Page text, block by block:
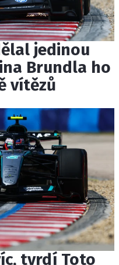
jedinou
Brundla ho
vítězů
tvrdí Toto